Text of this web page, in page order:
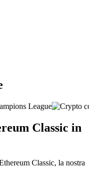
Classic in
Classic, la nostra